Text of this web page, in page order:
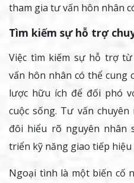
tham gia tư vấn hôn nhân
Tìm kiếm sự hỗ trợ
Việc tìm kiếm sự hỗ trợ
vấn hôn nhân có thể cung
lược hữu ích để đối phó
cuộc sống. Tư vấn
đôi hiểu rõ nguyên nhân
triển kỹ năng giao tiếp hiệu
Ngoại tình là một biến cố